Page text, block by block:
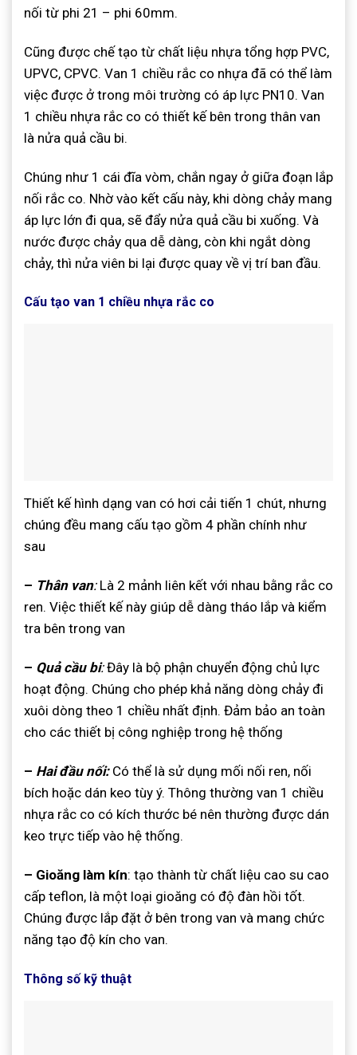
nối từ phi 21 – phi 60mm.
Cũng được chế tạo từ chất liệu nhựa tổng hợp PVC,
UPVC, CPVC. Van 1 chiều rắc co nhựa đã có thể làm
việc được ở trong môi trường có áp lực PN10. Van
1 chiều nhựa rắc co có thiết kế bên trong thân van
là nửa quả cầu bi.
Chúng như 1 cái đĩa vòm, chắn ngay ở giữa đoạn lắp
nối rắc co. Nhờ vào kết cấu này, khi dòng chảy mang
áp lực lớn đi qua, sẽ đẩy nửa quả cầu bi xuống. Và
nước được chảy qua dễ dàng, còn khi ngắt dòng
chảy, thì nửa viên bi lại được quay về vị trí ban đầu.
Cấu tạo van 1 chiều nhựa rắc co
Thiết kế hình dạng van có hơi cải tiến 1 chút, nhưng
chúng đều mang cấu tạo gồm 4 phần chính như
sau
– Thân van:Là 2 mảnh liên kết với nhau bằng rắc co
ren. Việc thiết kế này giúp dễ dàng tháo lắp và kiểm
tra bên trong van
– Quả cầu bi:Đây là bộ phận chuyển động chủ lực
hoạt động. Chúng cho phép khả năng dòng chảy đi
xuôi dòng theo 1 chiều nhất định. Đảm bảo an toàn
cho các thiết bị công nghiệp trong hệ thống
– Hai đầu nối:Có thể là sử dụng mối nối ren, nối
bích hoặc dán keo tùy ý. Thông thường van 1 chiều
nhựa rắc co có kích thước bé nên thường được dán
keo trực tiếp vào hệ thống.
– Gioăng làm kín: tạo thành từ chất liệu cao su cao
cấp teflon, là một loại gioăng có độ đàn hồi tốt.
Chúng được lắp đặt ở bên trong van và mang chức
năng tạo độ kín cho van.
Thông số kỹ thuật